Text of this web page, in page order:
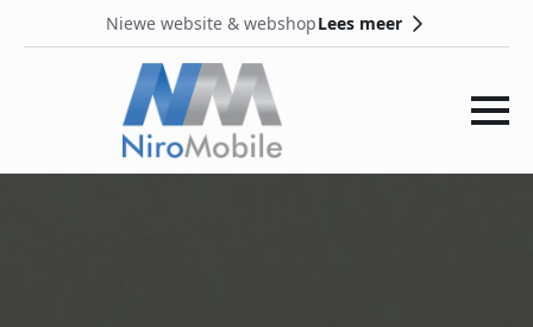
Niewe website & webshopLees meer